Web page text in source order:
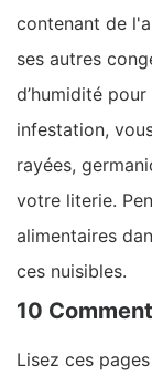
contenant de
ses autres
d’humidité
infestation,
rayées,
votre literie.
alimentaires
ces nuisibles.
10
Lisez ces